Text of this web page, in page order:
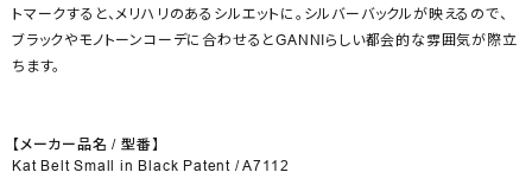
トマークすると、メリハリのあるシルエットに。シルバーバックルが映えるので、
ブラックやモノトーンコーデに合わせるとGANNIらしい都会的な雰囲気が際立
ちます。
【メーカー品名 / 型番】
Kat Belt Small in Black Patent / A7112